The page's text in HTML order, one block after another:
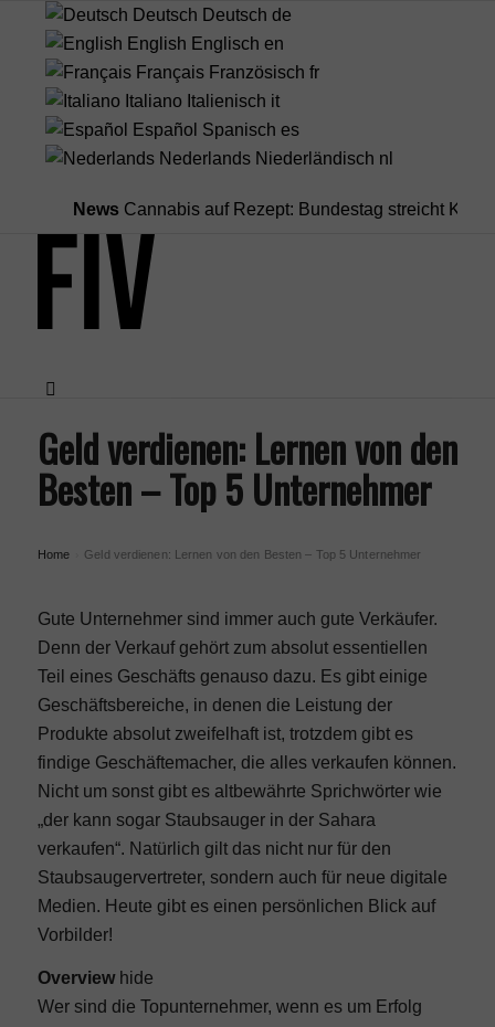
Deutsch Deutsch de
English Englisch en
Français Französisch fr
Italiano Italienisch it
Español Spanisch es
Nederlands Niederländisch nl
Cannabis auf Rezept: Bundestag streicht
Menü
Geld verdienen: Lernen von den
Besten – Top 5 Unternehmer
Home Geld verdienen: Lernen von den Besten – Top 5 Unternehmer
Gute Unternehmer sind immer auch gute Verkäufer.
Denn der Verkauf gehört zum absolut essentiellen
Teil eines Geschäfts genauso dazu. Es gibt einige
Geschäftsbereiche, in denen die Leistung der
Produkte absolut zweifelhaft ist, trotzdem gibt es
findige Geschäftemacher, die alles verkaufen können.
Nicht um sonst gibt es altbewährte Sprichwörter wie
„der kann sogar Staubsauger in der Sahara
verkaufen“. Natürlich gilt das nicht nur für den
Staubsaugervertreter, sondern auch für neue digitale
Medien. Heute gibt es einen persönlichen Blick auf
Vorbilder!
Overview hide
Wer sind die Topunternehmer, wenn es um Erfolg